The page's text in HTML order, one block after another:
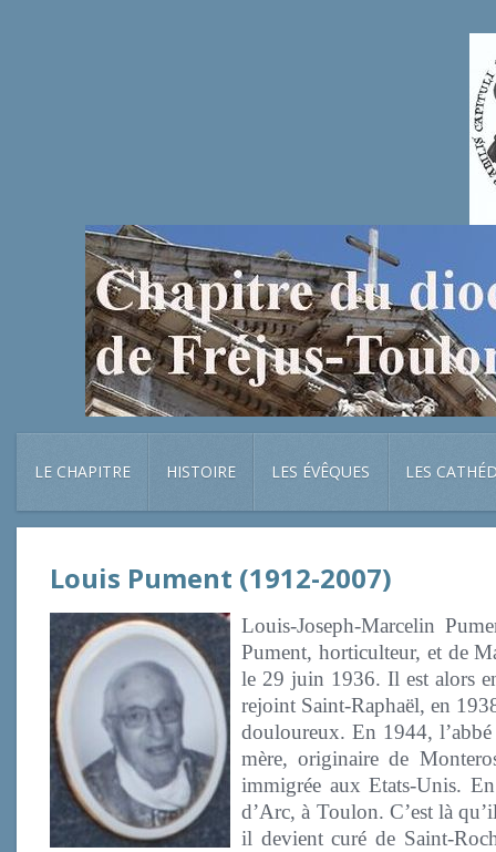
LE CHAPITRE HISTOIRE LES ÉVÊQUES LES
Louis Pument (1912-2007)
Louis-Joseph-Marcelin
Pument, horticulteur, et de
le 29 juin 1936. Il est alors
rejoint Saint-Raphaël, en
douloureux. En 1944,
mère, originaire de
immigrée aux Etats-Unis.
d’Arc, à Toulon. C’est là
il devient curé de Saint-